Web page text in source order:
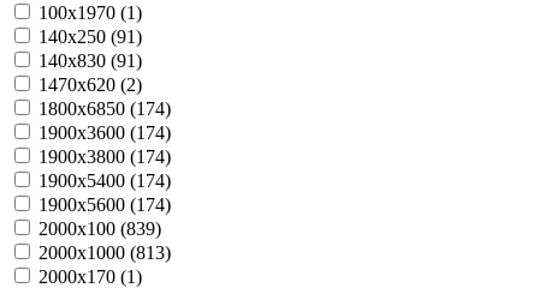
100х1970 (1)
140х250 (91)
140х830 (91)
1470х620 (2)
1800х6850 (174)
1900х3600 (174)
1900х3800 (174)
1900х5400 (174)
1900х5600 (174)
2000х100 (839)
2000х1000 (813)
2000х170 (1)